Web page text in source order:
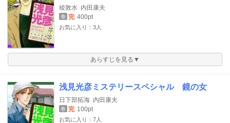
稜敦水 内田康夫
巻 完 400pt
お気に入り：3人
あらすじを見る▼
浅見光彦ミステリースペシャル 鏡の女
日下部拓海 内田康夫
巻 完 100pt
お気に入り：7人